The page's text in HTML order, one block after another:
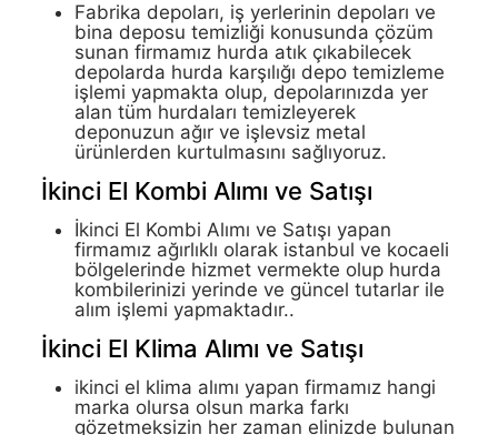
Fabrika depoları, iş yerlerinin depoları ve
bina deposu temizliği konusunda çözüm
sunan firmamız hurda atık çıkabilecek
depolarda hurda karşılığı depo temizleme
işlemi yapmakta olup, depolarınızda yer
alan tüm hurdaları temizleyerek
deponuzun ağır ve işlevsiz metal
ürünlerden kurtulmasını sağlıyoruz.
İkinci El Kombi Alımı ve Satışı
İkinci El Kombi Alımı ve Satışı yapan
firmamız ağırlıklı olarak istanbul ve kocaeli
bölgelerinde hizmet vermekte olup hurda
kombilerinizi yerinde ve güncel tutarlar ile
alım işlemi yapmaktadır..
İkinci El Klima Alımı ve Satışı
ikinci el klima alımı yapan firmamız hangi
marka olursa olsun marka farkı
gözetmeksizin her zaman elinizde bulunan